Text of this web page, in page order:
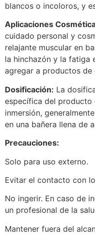
blancos o incoloros, y
Aplicaciones
cuidado personal y
relajante muscular en
la hinchazón y la fatiga
agregar a productos
Dosificación: La
específica del producto
inmersión,
en una bañera llena de
Precauciones:
Solo para uso externo.
Evitar el contacto con
No ingerir. En caso de
un profesional de la
Mantener fuera del